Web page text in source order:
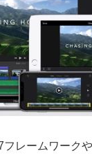
フレームワーク